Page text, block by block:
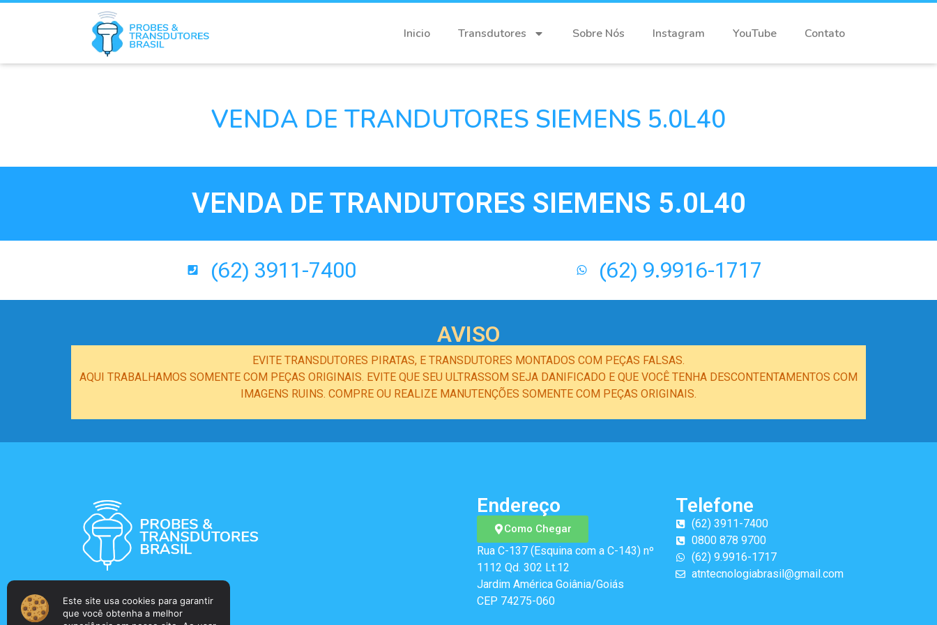
Inicio Transdutores Sobre Nós Instagram YouTube Contato
Este site usa cookies para garantir
que você obtenha a melhor
VENDA DE TRANDUTORES SIEMENS 5.0L40
VENDA DE TRANDUTORES SIEMENS 5.0L40
(62) 3911-7400 (62) 9.9916-1717
AVISO
EVITE TRANSDUTORES PIRATAS, E TRANSDUTORES MONTADOS COM PEÇAS FALSAS.
AQUI TRABALHAMOS SOMENTE COM PEÇAS ORIGINAIS. EVITE QUE SEU ULTRASSOM SEJA DANIFICADO E QUE VOCÊ TENHA DESCONTENTAMENTOS COM
IMAGENS RUINS. COMPRE OU REALIZE MANUTENÇÕES SOMENTE COM PEÇAS ORIGINAIS.
Como Chegar
Rua C-137 (Esquina com a C-143) nº
1112 Qd. 302 Lt.12
Jardim América Goiânia/Goiás
CEP 74275-060
Endereço
(62) 3911-7400
0800 878 9700
(62) 9.9916-1717
atntecnologiabrasil@gmail.com
Telefone